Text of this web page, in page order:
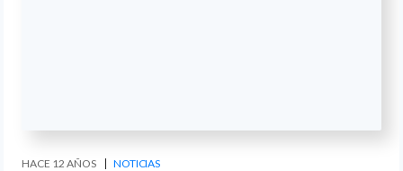
HACE 12 AÑOS NOTICIAS